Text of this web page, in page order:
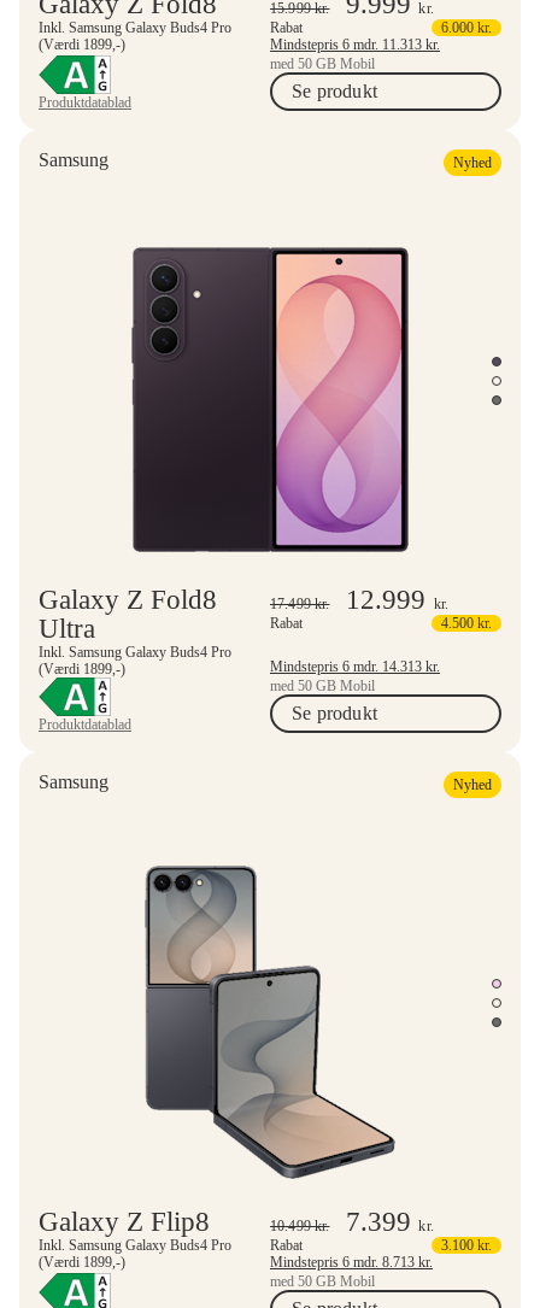
Inkl. Samsung Galaxy Buds4 Pro
(Værdi 1899,-)
Produktdatablad
15.999kr.
kr.
Rabat
6.000 kr.
Mindstepris 6 mdr. 11.313 kr.
med 50 GB Mobil
Se produkt
Samsung Nyhed
Galaxy Z Fold8
Ultra
Inkl. Samsung Galaxy Buds4 Pro
(Værdi 1899,-)
Produktdatablad
17.499kr. 12.999 kr.
Rabat
4.500 kr.
Mindstepris 6 mdr. 14.313 kr.
med 50 GB Mobil
Se produkt
Samsung Nyhed
Galaxy Z Flip8
Inkl. Samsung Galaxy Buds4 Pro
(Værdi 1899,-)
10.499kr. 7.399kr.
Rabat
3.100 kr.
Mindstepris 6 mdr. 8.713 kr.
med 50 GB Mobil